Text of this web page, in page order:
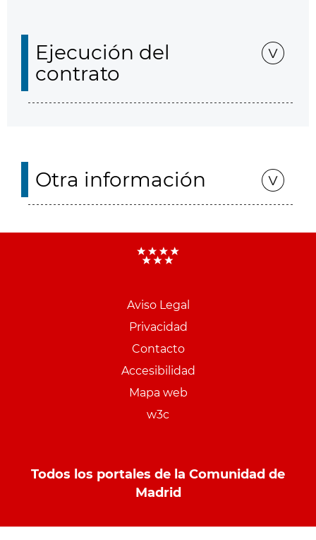
Ejecución del
contrato
Otra información
Aviso Legal
Privacidad
Contacto
Accesibilidad
Mapa web
w3c
Todos los portales de la Comunidad de
Madrid